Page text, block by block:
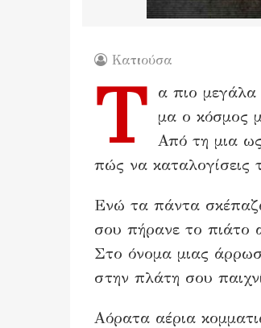
Κατιούσα
Τ
α πιο μεγάλα
μα ο κόσμος
Από τη μια
πώς να καταλογίσεις
Ενώ τα πάντα
σου πήρανε το πιάτο
Στο όνομα μιας
στην πλάτη σου
Αόρατα αέρια